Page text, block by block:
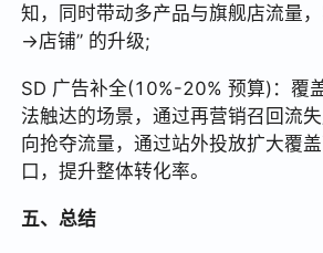
知，同时带动多产品与旗舰店流量
→店铺” 的升级;
SD 广告补全(10%-20% 预算)：覆
法触达的场景，通过再营销召回流
向抢夺流量，通过站外投放扩大覆
口，提升整体转化率。
五、总结